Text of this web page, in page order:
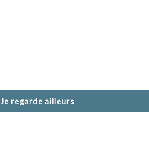
Je regarde ailleurs